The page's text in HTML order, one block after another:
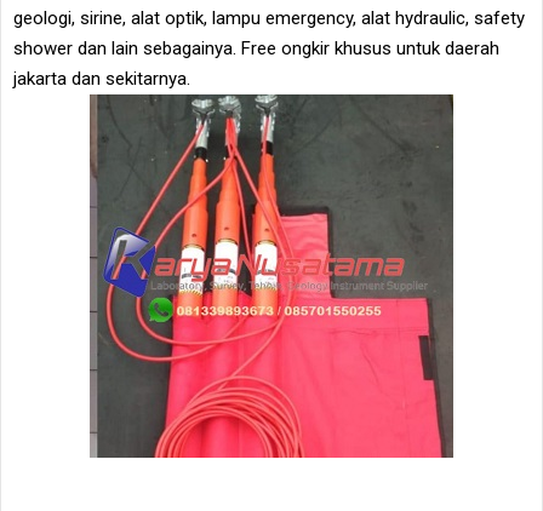
geologi, sirine, alat optik, lampu emergency, alat hydraulic, safety
shower dan lain sebagainya. Free ongkir khusus untuk daerah
jakarta dan sekitarnya.